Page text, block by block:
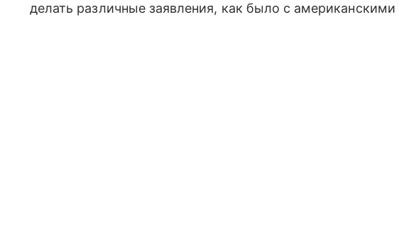
делать различные заявления, как было с